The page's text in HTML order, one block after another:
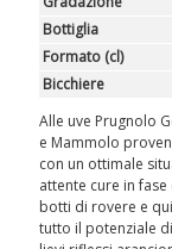
CLUB
TROVAIL TUO
Bottiglia
Formato (cl)
Bicchiere
Alle uve Prugnolo
e Mammolo
con un ottimale
attente cure in
botti di rovere e
tutto il potenziale